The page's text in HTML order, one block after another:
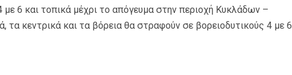
με 6 και τοπικά μέχρι το απόγευμα στην περιοχή Κυκλάδων –
τα κεντρικά και τα βόρεια θα στραφούν σε βορειοδυτικούς 4 με 6